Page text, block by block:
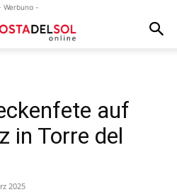
Werbung -
auf
in Torre del
2025